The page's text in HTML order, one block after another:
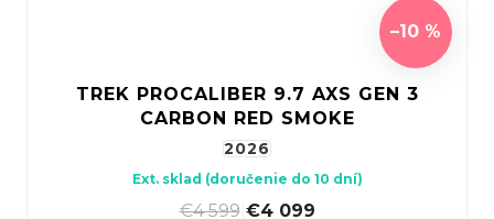
–10 %
TREK PROCALIBER 9.7 AXS GEN 3
CARBON RED SMOKE
2026
Ext. sklad (doručenie do 10 dní)
€4 599| €4 099